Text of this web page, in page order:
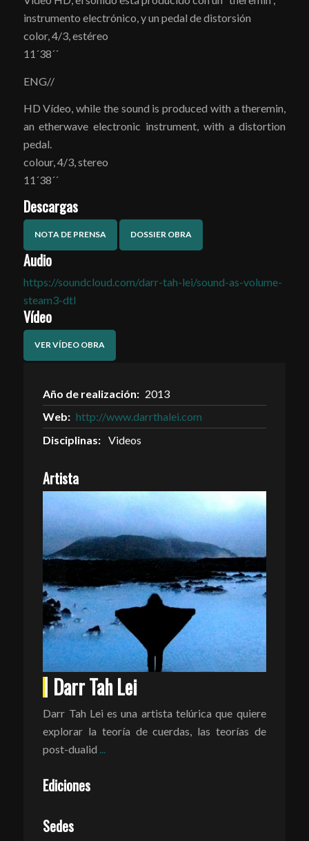
instrumento electrónico, y un pedal de distorsión
color, 4/3, estéreo
11´38´´
ENG//
HD Vídeo, while the sound is produced with a theremin,
an etherwave electronic instrument, with a distortion
pedal.
colour, 4/3, stereo
11´38´´
Descargas
NOTA DE PRENSA DOSSIER OBRA
Audio
https://soundcloud.com/darr-tah-lei/sound-as-volume-
steam3-dtl
Vídeo
VER VÍDEO OBRA
Año de realización: 2013
Web: http://www.darrthalei.com
Disciplinas: Videos
Artista
Darr Tah Lei
Darr Tah Lei es una artista telúrica que quiere
explorar la teoría de cuerdas, las teorías de
post-dualid
Ediciones
Sedes